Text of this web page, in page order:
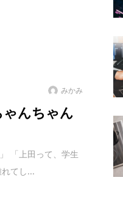
みかみ
んちゃん
「上⽥って、学生
てし...